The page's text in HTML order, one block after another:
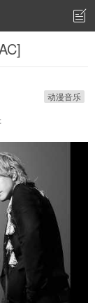

动漫音乐